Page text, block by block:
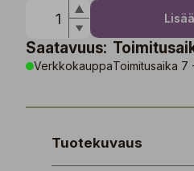
Saatavuus:
VerkkokauppaToimitusaika 7
Tuotekuvaus